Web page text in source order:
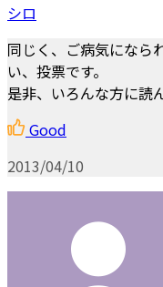
シロ
同じく、ご病気になら
い、投票です。
是非、いろんな方に読
Good
2013/04/10